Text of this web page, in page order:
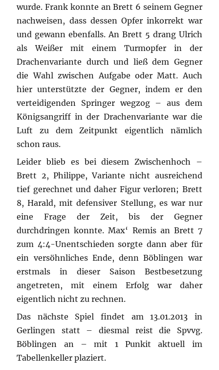
wurde. Frank konnte an Brett 6 seinem Gegner
nachweisen, dass dessen Opfer inkorrekt war
und gewann ebenfalls. An Brett 5 drang Ulrich
als Weißer mit einem Turmopfer in der
Drachenvariante durch und ließ dem Gegner
die Wahl zwischen Aufgabe oder Matt. Auch
hier unterstützte der Gegner, indem er den
verteidigenden Springer wegzog – aus dem
Königsangriff in der Drachenvariante war die
Luft zu dem Zeitpunkt eigentlich nämlich
schon raus.
Leider blieb es bei diesem Zwischenhoch –
Brett 2, Philippe, Variante nicht ausreichend
tief gerechnet und daher Figur verloren; Brett
8, Harald, mit defensiver Stellung, es war nur
eine Frage der Zeit, bis der Gegner
durchdringen konnte. Max‘ Remis an Brett 7
zum 4:4-Unentschieden sorgte dann aber für
ein versöhnliches Ende, denn Böblingen war
erstmals in dieser Saison Bestbesetzung
angetreten, mit einem Erfolg war daher
eigentlich nicht zu rechnen.
Das nächste Spiel findet am 13.01.2013 in
Gerlingen statt – diesmal reist die Spvvg.
Böblingen an – mit 1 Punkit aktuell im
Tabellenkeller plaziert.